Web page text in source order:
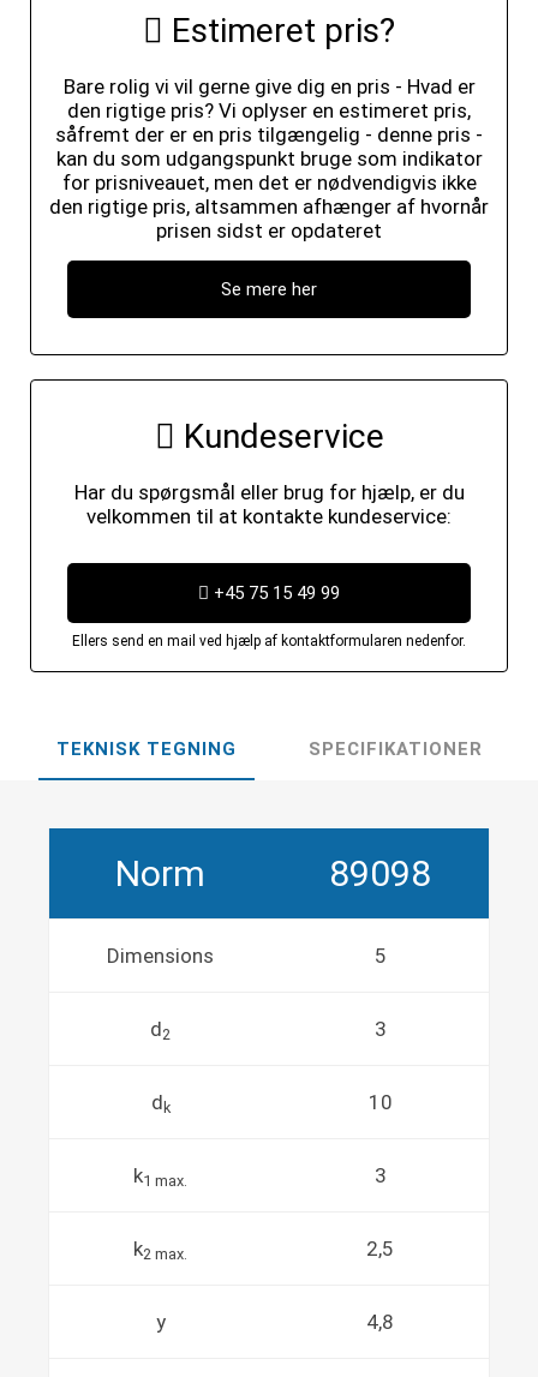
Estimeret pris?
Bare rolig vi vil gerne give dig en pris - Hvad er
den rigtige pris? Vi oplyser en estimeret pris,
såfremt der er en pris tilgængelig - denne pris -
kan du som udgangspunkt bruge som indikator
for prisniveauet, men det er nødvendigvis ikke
den rigtige pris, altsammen afhænger af hvornår
prisen sidst er opdateret
Se mere her
Kundeservice
Har du spørgsmål eller brug for hjælp, er du
velkommen til at kontakte kundeservice:
+45 75 15 49 99
Ellers send en mail ved hjælp af kontaktformularen nedenfor.
TEKNISK TEGNING SPECIFIKATIONER
Norm 89098
Dimensions 5
d2 3
d k 10
k1 max. 3
k2 max. 2,5
y 4,8